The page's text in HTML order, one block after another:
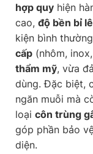
hợp quy hiện
cao, độ bền bỉ
kiện bình
cấp (nhôm,
thẩm mỹ, vừa
dùng. Đặc biệt,
ngăn muỗi mà
loại côn trùng
góp phần bảo
diện.